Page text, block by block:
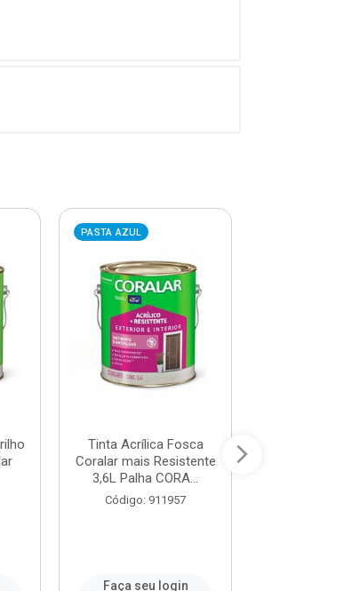
PASTA AZUL
Tinta Acrílica Fosca
Coralar mais Resistente
3,6L Palha CORA...
Código: 911957
Faça seu login